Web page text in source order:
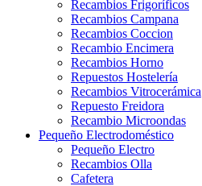
Recambios Frigoríficos
Recambios Campana
Recambios Coccion
Recambio Encimera
Recambios Horno
Repuestos Hostelería
Recambios Vitrocerámica
Repuesto Freidora
Recambio Microondas
Pequeño Electrodoméstico
Pequeño Electro
Recambios Olla
Cafetera